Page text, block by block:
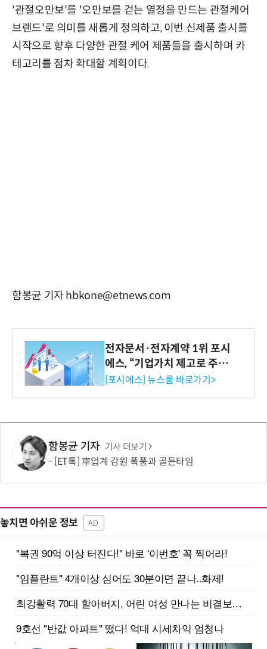
'관절오만보'를 '오만보를 걷는 열정을 만드는 관절케어
브랜드'로 의미를 새롭게 정의하고, 이번 신제품 출시를
시작으로 향후 다양한 관절 케어 제품들을 출시하며 카
테고리를 점차 확대할 계획이다.
함봉균 기자 hbkone@etnews.com
전자문서·전자계약 1위 포시
에스, “기업가치 제고로 주주
환원 강화” 계획 공시
[포시에스] 뉴스룸 바로가기>
함봉균 기자 기사 더보기
[ET톡] 車업계 감원 폭풍과 골든타임
놓치면 아쉬운 정보 AD